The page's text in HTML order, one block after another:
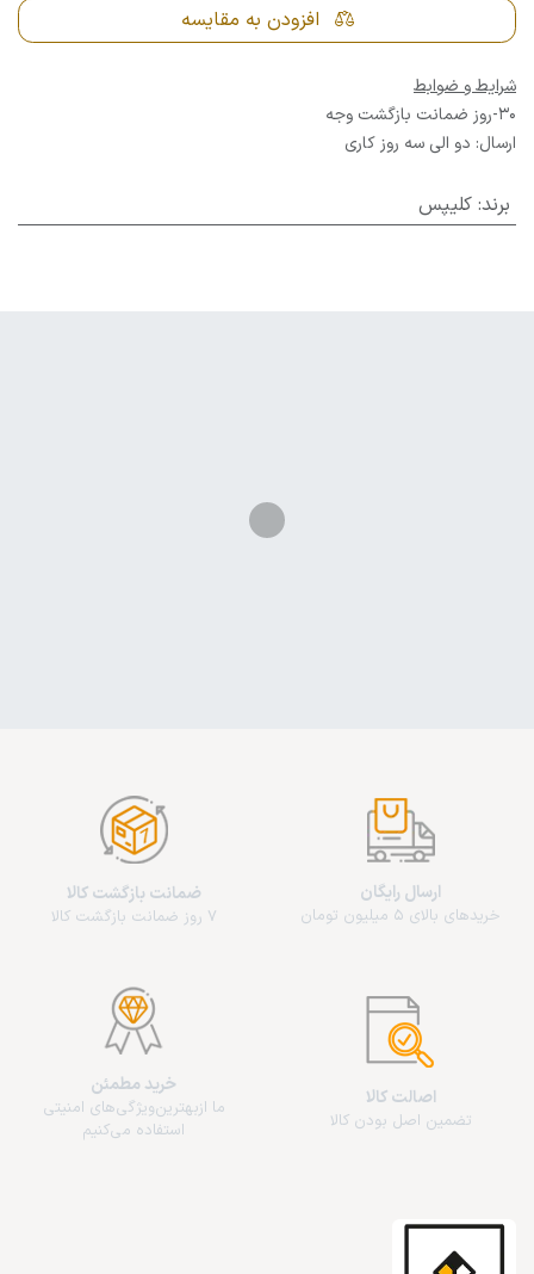
افزودن به مقایسه
شرایط و ضوابط
30-روز ضمانت بازگشت وجه
ارسال: دو الی سه روز کاری
برند: کلیپس
ارسال رایگان
خریدهای بالای 5 میلیون تومان
ضمانت بازگشت کالا
7 روز ضمانت بازگشت کالا
اصالت کالا
تضمین اصل بودن کالا
خرید مطمئن
ما از‌بهترین‌ویژگی‌های امنیتی
استفاده می‌کنیم